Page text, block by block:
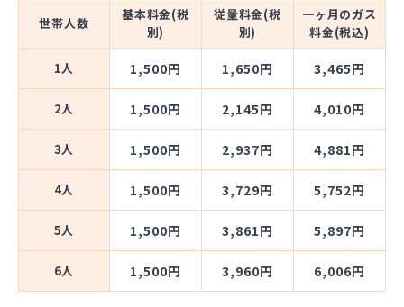
世帯人数
基本料金(税
別)
従量料金(税
別)
一ヶ月のガス
料金(税込)
1人 1,500円 1,650円 3,465円
2人 1,500円 2,145円 4,010円
3人 1,500円 2,937円 4,881円
4人 1,500円 3,729円 5,752円
5人 1,500円 3,861円 5,897円
6人 1,500円 3,960円 6,006円